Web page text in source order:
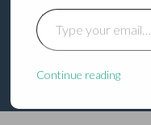
श्रीराम
Type your email…
Continue reading